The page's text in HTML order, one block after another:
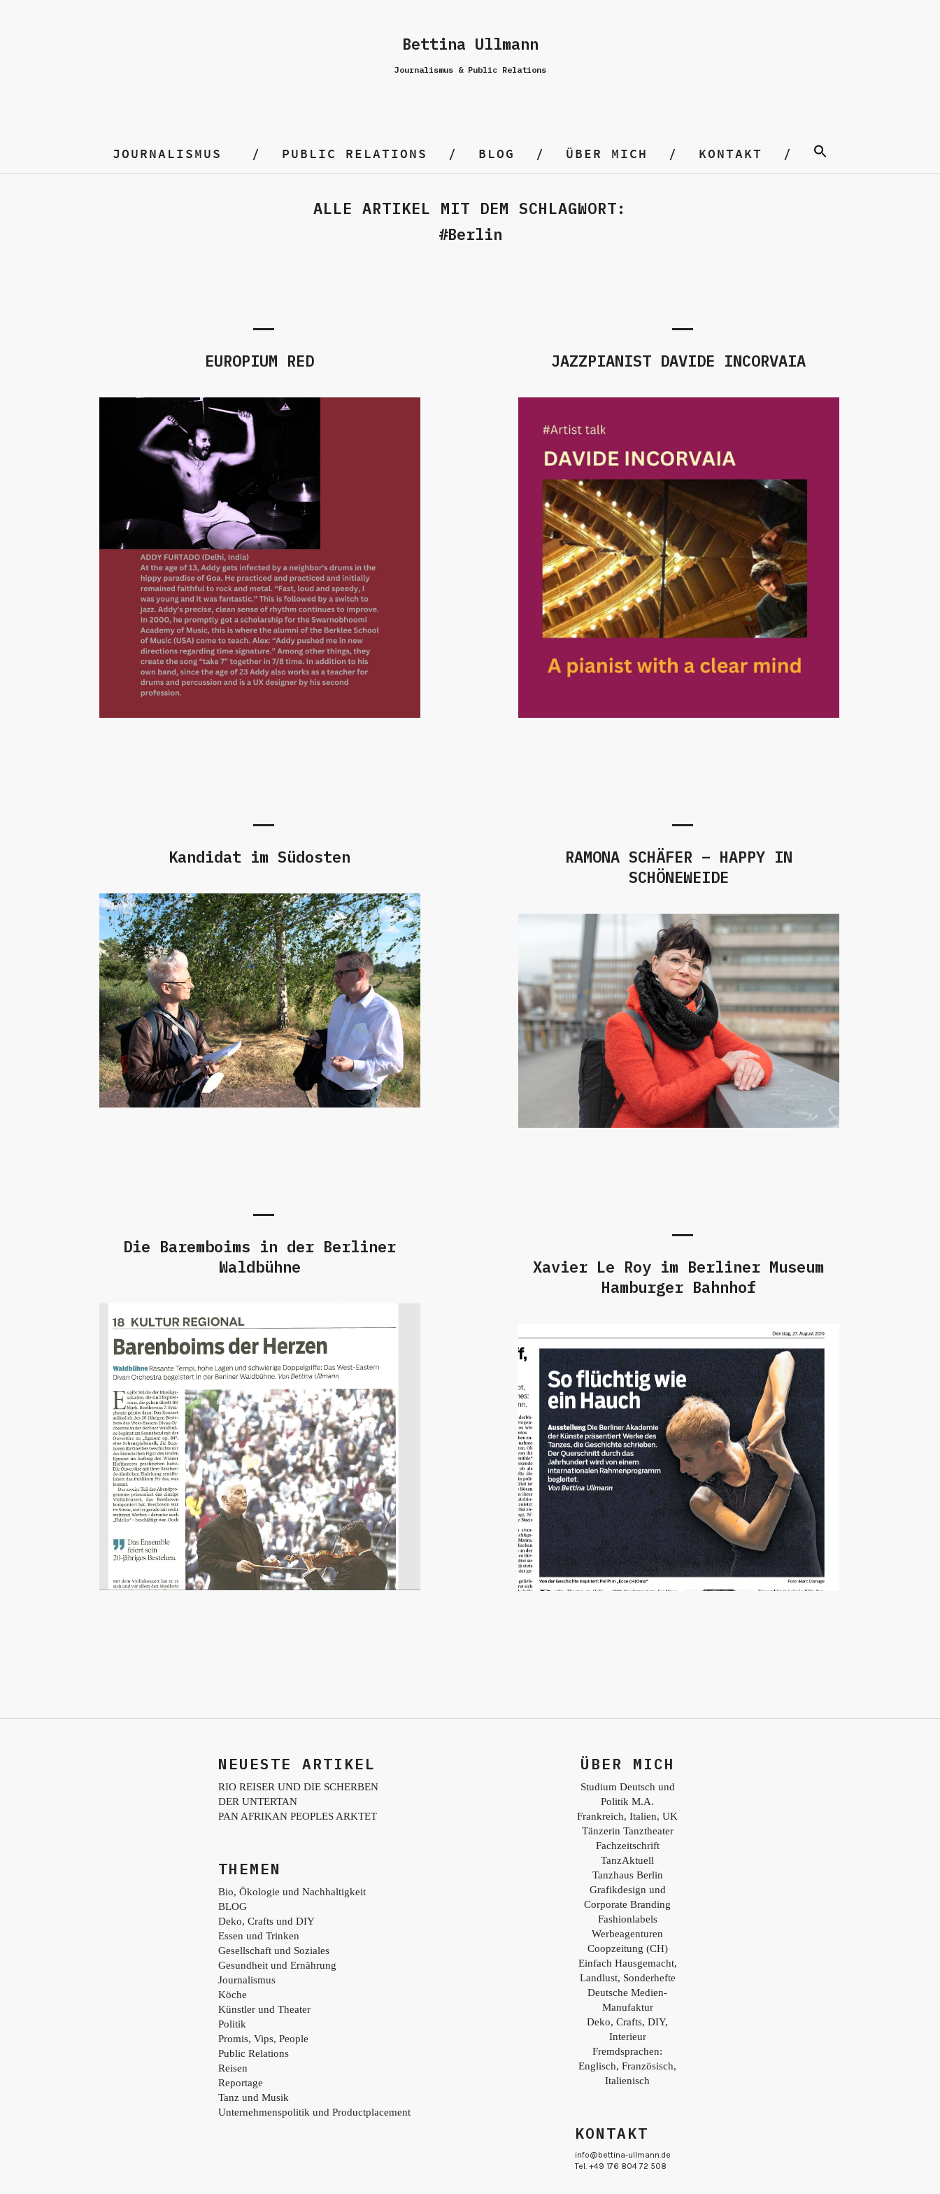
Bettina Ullmann
Journalismus & Public Relations
JOURNALISMUS PUBLIC RELATIONS BLOG ÜBER MICH KONTAKT
ALLE ARTIKEL MIT DEM SCHLAGWORT:
Berlin
EUROPIUM RED JAZZPIANIST DAVIDE INCORVAIA
Kandidat im Südosten
RAMONA SCHÄFER – HAPPY IN
SCHÖNEWEIDE
Die Baremboims in der Berliner
Waldbühne
Xavier Le Roy im Berliner Museum
Hamburger Bahnhof
NEUESTE ARTIKEL
RIO REISER UND DIE SCHERBEN
DER UNTERTAN
PAN AFRIKAN PEOPLES ARKTET
THEMEN
Bio, Ökologie und Nachhaltigkeit
BLOG
Deko, Crafts und DIY
Essen und Trinken
Gesellschaft und Soziales
Gesundheit und Ernährung
Journalismus
Köche
Künstler und Theater
Politik
Promis, Vips, People
Public Relations
Reisen
Reportage
Tanz und Musik
Unternehmenspolitik und Productplacement
ÜBER MICH
Studium Deutsch und
Politik M.A.
Frankreich, Italien, UK
Tänzerin Tanztheater
Fachzeitschrift
TanzAktuell
Tanzhaus Berlin
Grafikdesign und
Corporate Branding
Fashionlabels
Werbeagenturen
Coopzeitung (CH)
Einfach Hausgemacht,
Landlust, Sonderhefte
Deutsche Medien-
Manufaktur
Deko, Crafts, DIY,
Interieur
Fremdsprachen:
Englisch, Französisch,
Italienisch
KONTAKT
info@bettina-ullmann.de
Tel. +49 176 804 72 508